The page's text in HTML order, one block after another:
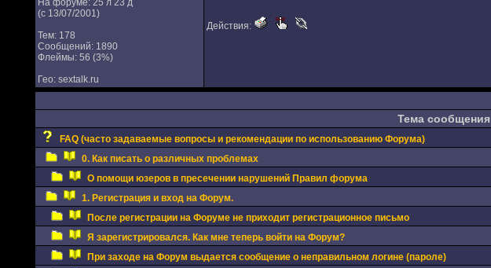
На форуме: 25 л 23 д
(с 13/07/2001)
Тем: 178
Сообщений: 1890
Флеймы: 56 (3%)
Гео: sextalk.ru
Действия:
Тема сообщения
FAQ (часто задаваемые вопросы и рекомендации по использованию Форума)
0. Как писать о различных проблемах
О помощи юзеров в пресечении нарушений Правил форума
1. Регистрация и вход на Форум.
После регистрации на Форуме не приходит регистрационное письмо
Я зарегистрировался. Как мне теперь войти на Форум?
При заходе на Форум выдается сообщение о неправильном логине (пароле)